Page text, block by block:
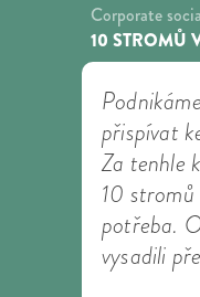
Corporate
10 STROMŮ
přispívat
Za tenhle
10
potřeba.
vysadili